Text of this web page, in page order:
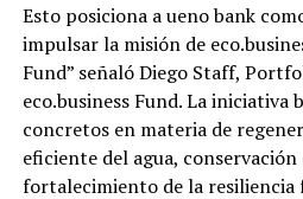
Esto posiciona a ueno bank
impulsar la misión de
Fund” señaló Diego Staff,
eco.business Fund. La iniciativa
concretos en materia de
eficiente del agua,
fortalecimiento de la resiliencia